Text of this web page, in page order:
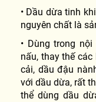
• Dầu dừa tinh
nguyên chất là
• Dùng trong
nấu, thay thế
cải, dầu đậu
với dầu dừa, rất
thể dùng dầu